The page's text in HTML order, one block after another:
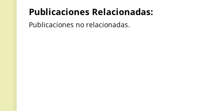
Publicaciones Relacionadas:
Publicaciones no relacionadas.